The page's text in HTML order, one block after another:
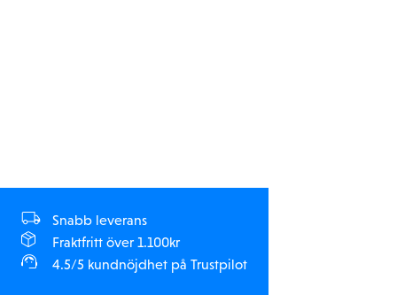
Snabb leverans
Fraktfritt över 1.100kr
4.5/5 kundnöjdhet på Trustpilot